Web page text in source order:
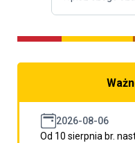
2026-08-06
Od 10 sierpnia br.